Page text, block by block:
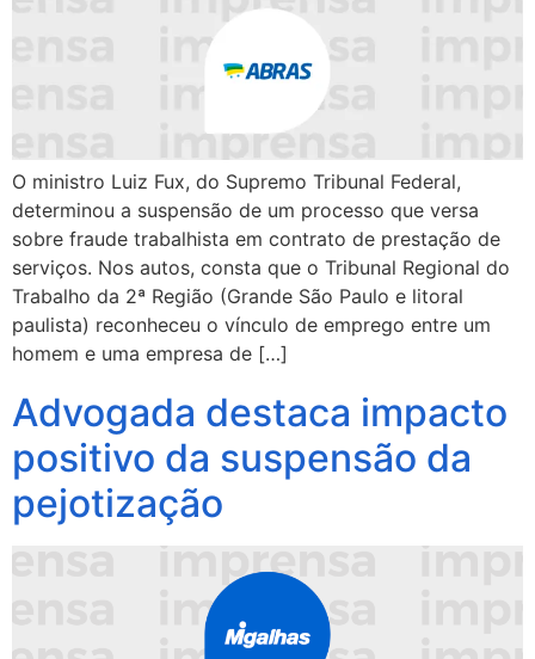
O ministro Luiz Fux, do Supremo Tribunal Federal,
determinou a suspensão de um processo que versa
sobre fraude trabalhista em contrato de prestação de
serviços. Nos autos, consta que o Tribunal Regional do
Trabalho da 2ª Região (Grande São Paulo e litoral
paulista) reconheceu o vínculo de emprego entre um
homem e uma empresa de […]
Advogada destaca impacto
positivo da suspensão da
pejotização